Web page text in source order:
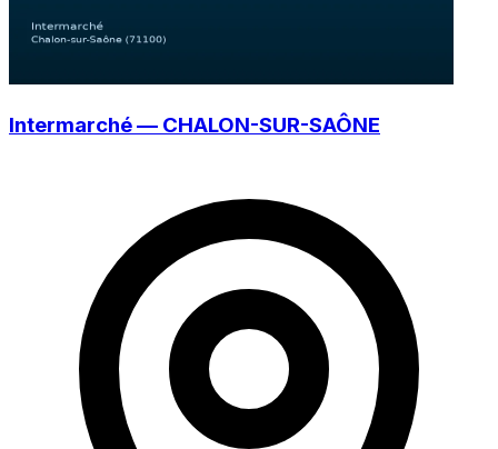
Intermarché — CHALON-SUR-SAÔNE